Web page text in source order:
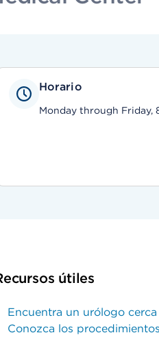
Horario
Monday through Friday,
útiles
Encuentra un urólogo
Conozca los